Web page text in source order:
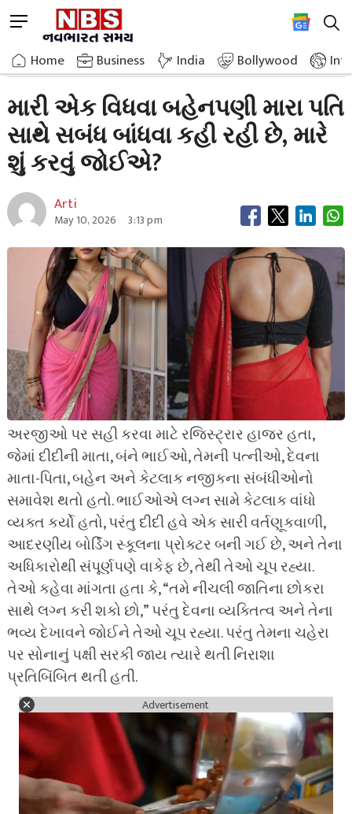
to
content
M
n
u
u
t
t
o
n
Home Business India Bollywood
Home»Relationship»I Have A Widowed Friend Who Is Asking
મારી એક વિધવા બહેનપણી મારા પતિ
સાથે સબંધ બાંધવા કહી રહી છે, મારે
શું કરવું જોઈએ?
Arti
May 10, 2026 3:13 pm
અરજીઓ પર સહી કરવા માટે રજિસ્ટ્રાર હાજર હતા,
જેમાં દીદીની માતા, બંને ભાઈઓ, તેમની પત્નીઓ, દેવના
માતા-પિતા, બહેન અને કેટલાક નજીકના સંબંધીઓનો
સમાવેશ થતો હતો. ભાઈઓએ લગ્ન સામે કેટલાક વાંધો
વ્યક્ત કર્યો હતો, પરંતુ દીદી હવે એક સારી વર્તણૂકવાળી,
આદરણીય બોર્ડિંગ સ્કૂલના પ્રોક્ટર બની ગઈ છે, અને તેના
અધિકારોથી સંપૂર્ણપણે વાકેફ છે, તેથી તેઓ ચૂપ રહ્યા.
તેઓ કહેવા માંગતા હતા કે, “તમે નીચલી જાતિના છોકરા
સાથે લગ્ન કરી શકો છો,” પરંતુ દેવના વ્યક્તિત્વ અને તેના
ભવ્ય દેખાવને જોઈને તેઓ ચૂપ રહ્યા. પરંતુ તેમના ચહેરા
પર સોનાનું પક્ષી સરકી જાય ત્યારે થતી નિરાશા
પ્રતિબિંબિત થતી હતી.
Advertisement